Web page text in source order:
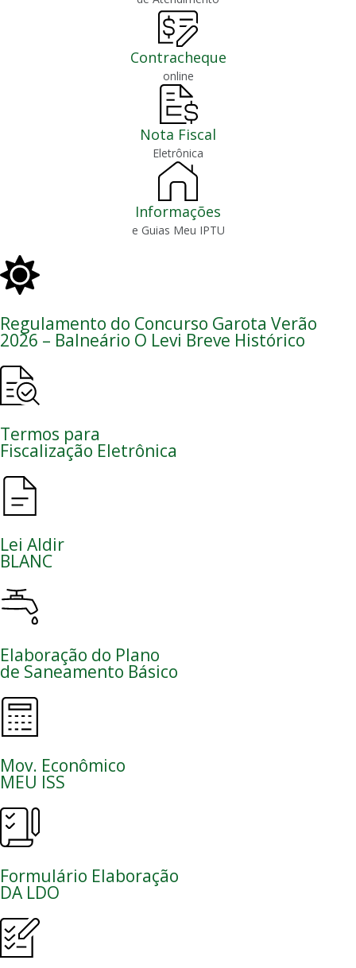
Contracheque
online
Nota Fiscal
Eletrônica
Informações
e Guias Meu IPTU
Regulamento do Concurso Garota Verão
2026 – Balneário O Levi Breve Histórico
Termos para
Fiscalização Eletrônica
Lei Aldir
BLANC
Elaboração do Plano
de Saneamento Básico
Mov. Econômico
MEU ISS
Formulário Elaboração
DA LDO